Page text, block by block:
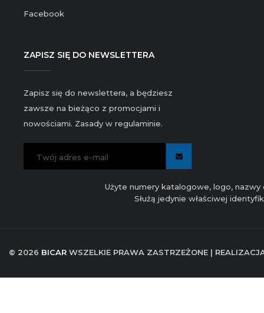
Facebook
ZAPISZ SIĘ DO NEWSLETTERA
Zapisz się do newslettera, a będziesz
zawsze na bieżąco z promocjami i
nowościami. Zasady w regulaminie.
Użyte numery katalogowe, logo,
Służą jedynie właściwej
© 2026 BICAR WSZELKIE PRAWA ZASTRZEŻONE |